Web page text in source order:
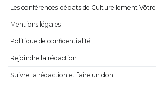
Les conférences-débats de Culturellement Vôtre
Mentions légales
Politique de confidentialité
Rejoindre la rédaction
Suivre la rédaction et faire un don